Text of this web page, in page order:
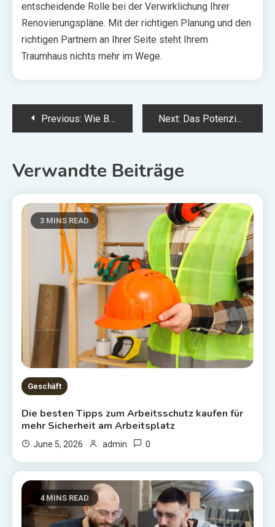
entscheidende Rolle bei der Verwirklichung Ihrer
Renovierungspläne. Mit der richtigen Planung und den
richtigen Partnern an Ihrer Seite steht Ihrem
Traumhaus nichts mehr im Wege.
PostPrevious: Wie Bestattungen helfen können, den Abschied eines geliebten Menschen würdevoll zu gestalten Next: Das Potenzial Ihres Hauses voll ausschöpfen: Wichtige Upgrades, die Sie in Betracht ziehen sollten
Verwandte Beiträge
3 MINS READ
Geschäft
Die besten Tipps zum Arbeitsschutz kaufen für
mehr Sicherheit am Arbeitsplatz
June 5, 2026 admin 0
4 MINS READ